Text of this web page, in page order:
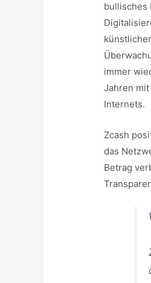
bullisches
immer
Jahren
Internets.
Zcash
das
Betrag